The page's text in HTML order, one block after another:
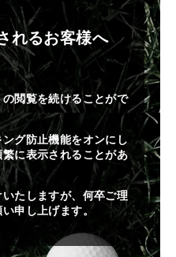
れるお客様へ
閲覧を続けることがで
グ防止機能をオンにし
に表示されることがあ
たしますが、何卒ご理
申し上げます。